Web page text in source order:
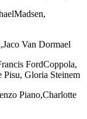
Van Dormael
FordCoppola,
Pisu, Gloria Steinem
Piano,Charlotte